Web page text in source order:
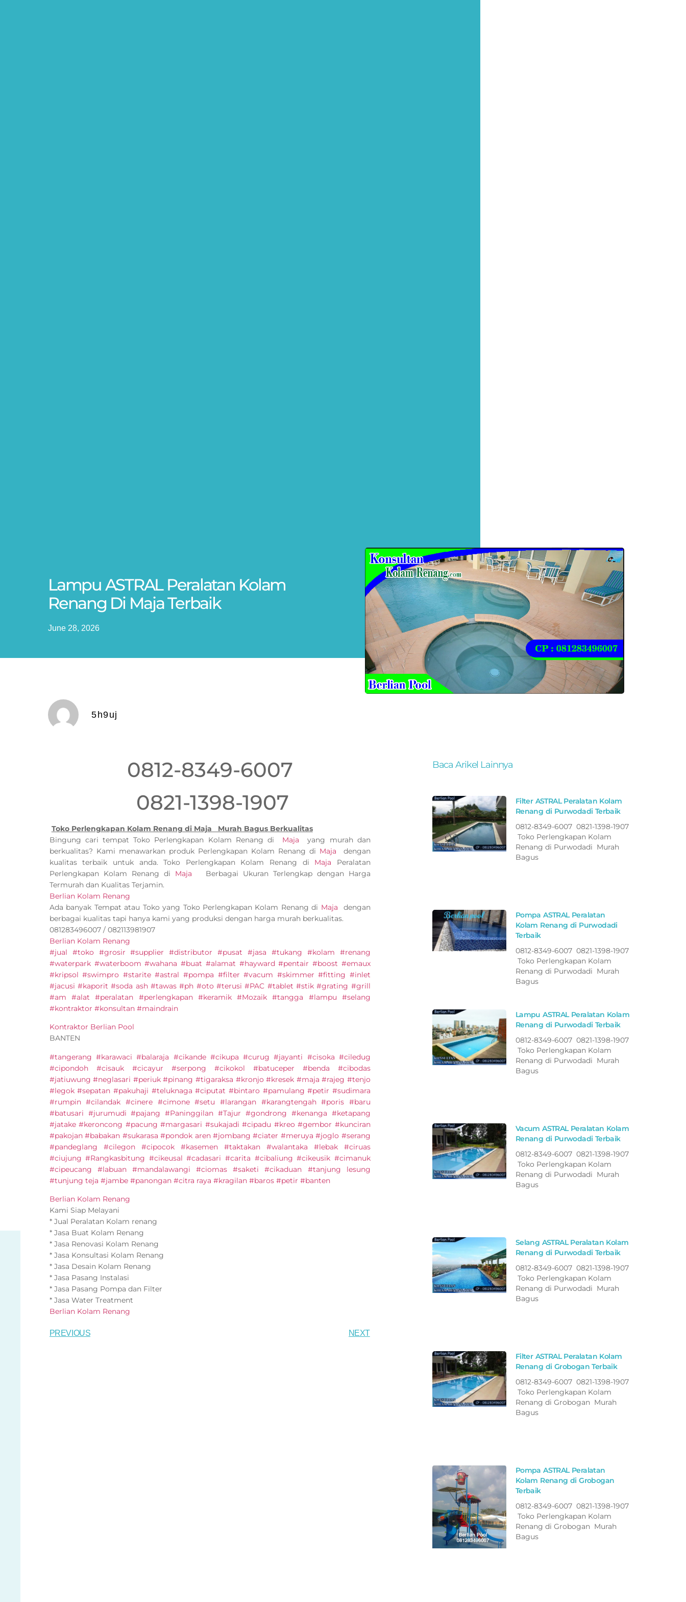
Lampu ASTRAL Peralatan Kolam
Renang Di Maja Terbaik
June 28, 2026
5h9uj
0812-8349-6007
0821-1398-1907
Toko Perlengkapan Kolam Renang di Maja Murah Bagus Berkualitas
Bingung cari tempat Toko Perlengkapan Kolam Renang di Maja yang murah dan
berkualitas? Kami menawarkan produk Perlengkapan Kolam Renang di Maja dengan
kualitas terbaik untuk anda. Toko Perlengkapan Kolam Renang di Maja Peralatan
Perlengkapan Kolam Renang di Maja Berbagai Ukuran Terlengkap dengan Harga
Termurah dan Kualitas Terjamin.
Berlian Kolam Renang
Ada banyak Tempat atau Toko yang Toko Perlengkapan Kolam Renang di Maja dengan
berbagai kualitas tapi hanya kami yang produksi dengan harga murah berkualitas.
081283496007 / 082113981907
Berlian Kolam Renang
#jual #toko #grosir #supplier #distributor #pusat #jasa #tukang #kolam #renang
#waterpark #waterboom #wahana #buat #alamat #hayward #pentair #boost #emaux
#kripsol #swimpro #starite #astral #pompa #filter #vacum #skimmer #fitting #inlet
#jacusi #kaporit #soda ash #tawas #ph #oto #terusi #PAC #tablet #stik #grating #grill
#am #alat #peralatan #perlengkapan #keramik #Mozaik #tangga #lampu #selang
#kontraktor #konsultan #maindrain
Kontraktor Berlian Pool
BANTEN
#tangerang #karawaci #balaraja #cikande #cikupa #curug #jayanti #cisoka #ciledug
#cipondoh #cisauk #cicayur #serpong #cikokol #batuceper #benda #cibodas
#jatiuwung #neglasari #periuk #pinang #tigaraksa #kronjo #kresek #maja #rajeg #tenjo
#legok #sepatan #pakuhaji #teluknaga #ciputat #bintaro #pamulang #petir #sudimara
#rumpin #cilandak #cinere #cimone #setu #larangan #karangtengah #poris #baru
#batusari #jurumudi #pajang #Paninggilan #Tajur #gondrong #kenanga #ketapang
#jatake #keroncong #pacung #margasari #sukajadi #cipadu #kreo #gembor #kunciran
#pakojan #babakan #sukarasa #pondok aren #jombang #ciater #meruya #joglo #serang
#pandeglang #cilegon #cipocok #kasemen #taktakan #walantaka #lebak #ciruas
#ciujung #Rangkasbitung #cikeusal #cadasari #carita #cibaliung #cikeusik #cimanuk
#cipeucang #labuan #mandalawangi #ciomas #saketi #cikaduan #tanjung lesung
#tunjung teja #jambe #panongan #citra raya #kragilan #baros #petir #banten
Berlian Kolam Renang
Kami Siap Melayani
* Jual Peralatan Kolam renang
* Jasa Buat Kolam Renang
* Jasa Renovasi Kolam Renang
* Jasa Konsultasi Kolam Renang
* Jasa Desain Kolam Renang
* Jasa Pasang Instalasi
* Jasa Pasang Pompa dan Filter
* Jasa Water Treatment
Berlian Kolam Renang
PREVIOUS NEXT
Baca Arikel Lainnya
Filter ASTRAL Peralatan Kolam
Renang di Purwodadi Terbaik
0812-8349-6007 0821-1398-1907
Toko Perlengkapan Kolam
Renang di Purwodadi Murah
Bagus
Pompa ASTRAL Peralatan
Kolam Renang di Purwodadi
Terbaik
0812-8349-6007 0821-1398-1907
Toko Perlengkapan Kolam
Renang di Purwodadi Murah
Bagus
Lampu ASTRAL Peralatan Kolam
Renang di Purwodadi Terbaik
0812-8349-6007 0821-1398-1907
Toko Perlengkapan Kolam
Renang di Purwodadi Murah
Bagus
Vacum ASTRAL Peralatan Kolam
Renang di Purwodadi Terbaik
0812-8349-6007 0821-1398-1907
Toko Perlengkapan Kolam
Renang di Purwodadi Murah
Bagus
Selang ASTRAL Peralatan Kolam
Renang di Purwodadi Terbaik
0812-8349-6007 0821-1398-1907
Toko Perlengkapan Kolam
Renang di Purwodadi Murah
Bagus
Filter ASTRAL Peralatan Kolam
Renang di Grobogan Terbaik
0812-8349-6007 0821-1398-1907
Toko Perlengkapan Kolam
Renang di Grobogan Murah
Bagus
Pompa ASTRAL Peralatan
Kolam Renang di Grobogan
Terbaik
0812-8349-6007 0821-1398-1907
Toko Perlengkapan Kolam
Renang di Grobogan Murah
Bagus